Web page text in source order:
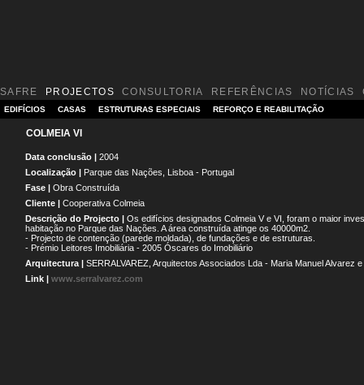
SAFRE PROJECTOS CONSULTORIA REFERÊNCIAS NOTÍCIAS
EDIFÍCIOS CASAS ESTRUTURAS ESPECIAIS REFORÇO E REABILITAÇÃO
COLMEIA VI
Data conclusão | 2004
Localização | Parque das Nações, Lisboa - Portugal
Fase | Obra Construída
Cliente | Cooperativa Colmeia
Descrição do Projecto | Os edifícios designados Colmeia V e VI, foram o maior
habitação no Parque das Nações. A área construída atinge os 40000m2.
- Projecto de contenção (parede moldada), de fundações e de estruturas.
- Prémio Leitores Imobiliária - 2005 Óscares do Imobiliário
Arquitectura | SERRALVAREZ, Arquitectos Associados Lda - Maria Manuel Alvarez
Link | www.serralvarez.com